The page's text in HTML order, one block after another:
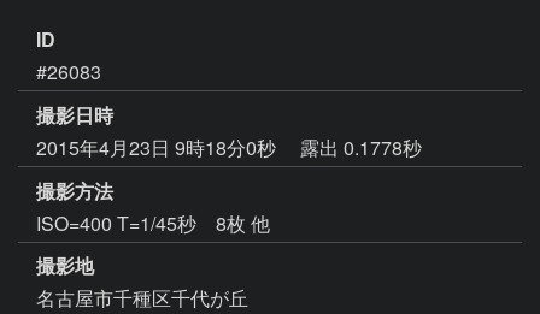
ID
#26083
撮影日時
2015年4月23日 9時18分0秒
露出 0.1778秒
撮影方法
ISO=400 T=1/45秒 8枚 他
撮影地
名古屋市千種区千代が丘